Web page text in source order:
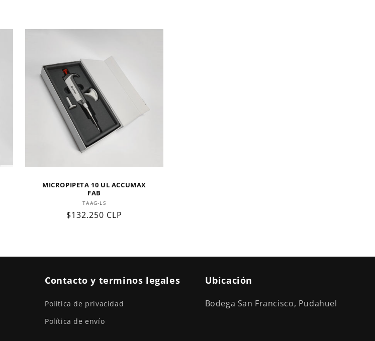
MICROPIPETA 10 UL ACCUMAX
FAB
Proveedor:
TAAG-LS
Precio
$132.250 CLP
Contacto y terminos legales
Política de privacidad
Política de envío
Ubicación
Bodega San Francisco, Pudahuel